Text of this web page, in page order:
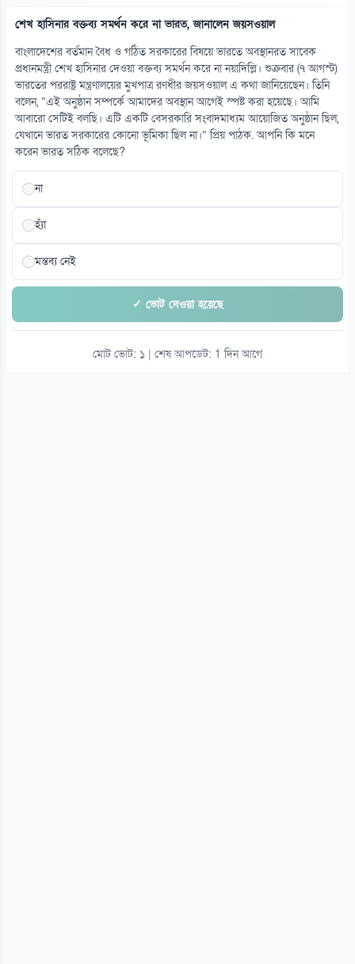
১৪
ভুল পরিকল্পনায় পরিত্যক্ত অবস্থায় বদরগঞ্জের একমাত্র স্টেডিয়াম
০৯ আগস্ট
১৫
দেশের উন্নয়ন ও জনকল্যাণে কাজের আহ্বান প্রধানমন্ত্রীর
০৯ আগস্ট
শেখ হাসিনার বক্তব্য সমর্থন করে না ভারত, জানালেন জয়সওয়াল
বাংলাদেশের বর্তমান বৈধ ও গঠিত সরকারের বিষয়ে ভারতে অবস্থানরত সাবেক
প্রধানমন্ত্রী শেখ হাসিনার দেওয়া বক্তব্য সমর্থন করে না নয়াদিল্লি। শুক্রবার (৭ আগস্ট)
ভারতের পররাষ্ট্র মন্ত্রণালয়ের মুখপাত্র রণধীর জয়সওয়াল এ কথা জানিয়েছেন। তিনি
বলেন, “এই অনুষ্ঠান সম্পর্কে আমাদের অবস্থান আগেই স্পষ্ট করা হয়েছে। আমি
আবারো সেটিই বলছি। এটি একটি বেসরকারি সংবাদমাধ্যম আয়োজিত অনুষ্ঠান ছিল,
যেখানে ভারত সরকারের কোনো ভূমিকা ছিল না।” প্রিয় পাঠক. আপনি কি মনে
করেন ভারত সঠিক বলেছে?
না
হ্যাঁ
মন্তব্য নেই
✓ ভোট দেওয়া হয়েছে
মোট ভোট: ১ | শেষ আপডেট: 1 দিন আগে